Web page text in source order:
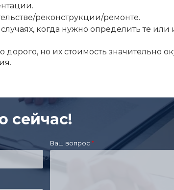
реконструкции/ремонте.
когда нужно определить те или
но их стоимость значительно
сейчас!
Ваш вопрос